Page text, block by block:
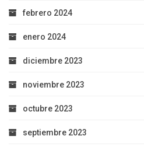
febrero 2024
enero 2024
diciembre 2023
noviembre 2023
octubre 2023
septiembre 2023